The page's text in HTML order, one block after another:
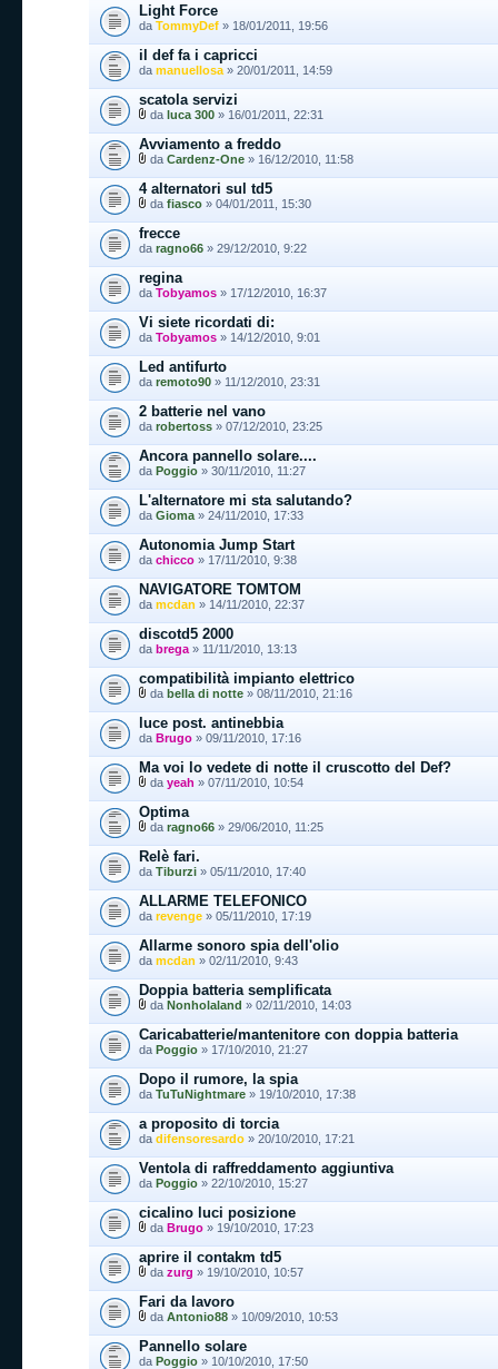
Light Force
da TommyDef » 18/01/2011, 19:56
il def fa i capricci
da manuellosa » 20/01/2011, 14:59
scatola servizi
da luca 300 » 16/01/2011, 22:31
Avviamento a freddo
da Cardenz-One » 16/12/2010, 11:58
4 alternatori sul td5
da fiasco » 04/01/2011, 15:30
frecce
da ragno66 » 29/12/2010, 9:22
regina
da Tobyamos » 17/12/2010, 16:37
Vi siete ricordati di:
da Tobyamos » 14/12/2010, 9:01
Led antifurto
da remoto90 » 11/12/2010, 23:31
2 batterie nel vano
da robertoss » 07/12/2010, 23:25
Ancora pannello solare....
da Poggio » 30/11/2010, 11:27
L'alternatore mi sta salutando?
da Gioma » 24/11/2010, 17:33
Autonomia Jump Start
da chicco » 17/11/2010, 9:38
NAVIGATORE TOMTOM
da mcdan » 14/11/2010, 22:37
discotd5 2000
da brega » 11/11/2010, 13:13
compatibilità impianto elettrico
da bella di notte » 08/11/2010, 21:16
luce post. antinebbia
da Brugo » 09/11/2010, 17:16
Ma voi lo vedete di notte il cruscotto del Def?
da yeah » 07/11/2010, 10:54
Optima
da ragno66 » 29/06/2010, 11:25
Relè fari.
da Tiburzi » 05/11/2010, 17:40
ALLARME TELEFONICO
da revenge » 05/11/2010, 17:19
Allarme sonoro spia dell'olio
da mcdan » 02/11/2010, 9:43
Doppia batteria semplificata
da Nonholaland » 02/11/2010, 14:03
Caricabatterie/mantenitore con doppia batteria
da Poggio » 17/10/2010, 21:27
Dopo il rumore, la spia
da TuTuNightmare » 19/10/2010, 17:38
a proposito di torcia
da difensoresardo » 20/10/2010, 17:21
Ventola di raffreddamento aggiuntiva
da Poggio » 22/10/2010, 15:27
cicalino luci posizione
da Brugo » 19/10/2010, 17:23
aprire il contakm td5
da zurg » 19/10/2010, 10:57
Fari da lavoro
da Antonio88 » 10/09/2010, 10:53
Pannello solare
da Poggio » 10/10/2010, 17:50